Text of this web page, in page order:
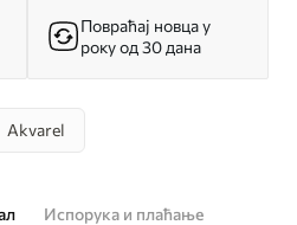
Повраћај новца у
року од 30 дана
Akvarel
Испорука и плаћање